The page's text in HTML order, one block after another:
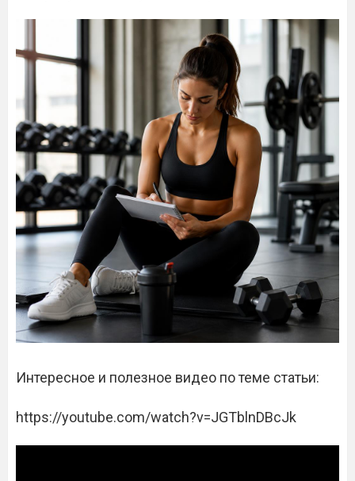
Интересное и полезное видео по теме статьи:
https://youtube.com/watch?v=JGTblnDBcJk